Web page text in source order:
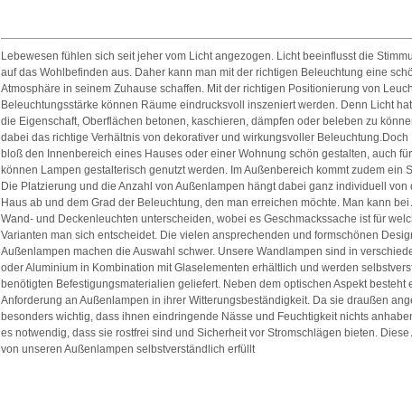
Lebewesen fühlen sich seit jeher vom Licht angezogen. Licht beeinflusst die
auf das Wohlbefinden aus. Daher kann man mit der richtigen Beleuchtung eine
Atmosphäre in seinem Zuhause schaffen. Mit der richtigen Positionierung von
Beleuchtungsstärke können Räume eindrucksvoll inszeniert werden. Denn Licht
die Eigenschaft, Oberflächen betonen, kaschieren, dämpfen oder beleben zu
dabei das richtige Verhältnis von dekorativer und wirkungsvoller
bloß den Innenbereich eines Hauses oder einer Wohnung schön gestalten, auch
können Lampen gestalterisch genutzt werden. Im Außenbereich kommt zudem ein
Die Platzierung und die Anzahl von Außenlampen hängt dabei ganz individuell von
Haus ab und dem Grad der Beleuchtung, den man erreichen möchte. Man kann
Wand- und Deckenleuchten unterscheiden, wobei es Geschmackssache ist für
Varianten man sich entscheidet. Die vielen ansprechenden und formschönen
Außenlampen machen die Auswahl schwer. Unsere Wandlampen sind in
oder Aluminium in Kombination mit Glaselementen erhältlich und werden
benötigten Befestigungsmaterialien geliefert. Neben dem optischen Aspekt besteht
Anforderung an Außenlampen in ihrer Witterungsbeständigkeit. Da sie draußen
besonders wichtig, dass ihnen eindringende Nässe und Feuchtigkeit nichts
es notwendig, dass sie rostfrei sind und Sicherheit vor Stromschlägen bieten.
von unseren Außenlampen selbstverständlich erfüllt